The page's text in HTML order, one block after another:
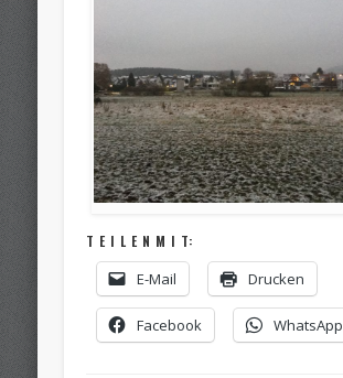
T E I L E N M I T:
E-Mail Drucken
Facebook WhatsApp